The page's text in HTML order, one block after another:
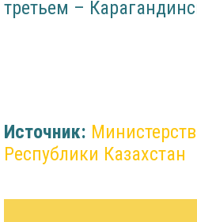
третьем –
Источник:
Республики Казахстан